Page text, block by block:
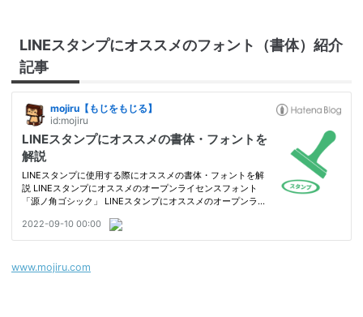
LINEスタンプにオススメのフォント（書体）紹介
記事
www.mojiru.com